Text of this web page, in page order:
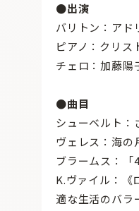
●出演
バリトン：アド
ピアノ：クリス
チェロ：加藤陽
●曲目
シューベルト：
ヴェレス：海の
ブラームス：
K.ヴァイル：《
適な生活のバラ